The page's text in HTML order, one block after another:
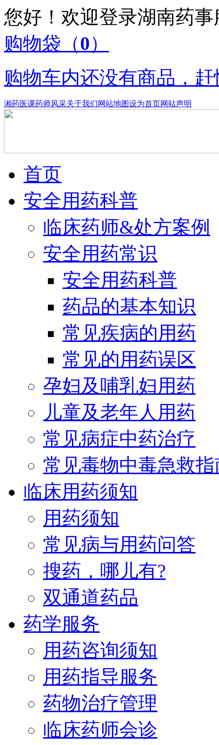
您好！欢迎登录湖南药
购物袋 （0）
购物车内还没有商品，
湘药医课药师风采关于我们网站地图设为首页网站声明
首页
安全用药科普
临床药师&处方案例
安全用药常识
安全用药科普
药品的基本知识
常见疾病的用药
常见的用药误区
孕妇及哺乳妇用药
儿童及老年人用药
常见病症中药治疗
常见毒物中毒急救指
临床用药须知
用药须知
常见病与用药问答
搜药，哪儿有?
双通道药品
药学服务
用药咨询须知
用药指导服务
药物治疗管理
临床药师会诊